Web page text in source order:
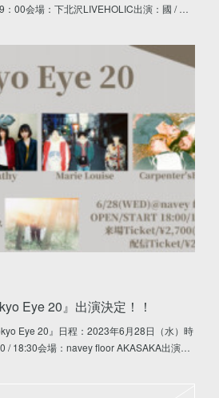
00会場：下北沢LIVEHOLIC出演：國 / …
Eye 20』出演決定！！
Eye 20』日程：2023年6月28日（水）時
/ 18:30会場：navey floor AKASAKA出演…